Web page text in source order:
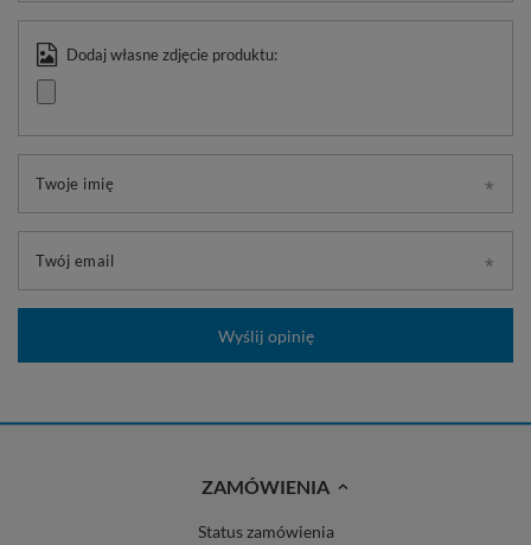
Dodaj własne zdjęcie produktu:
Twoje imię
Twój email
Wyślij opinię
ZAMÓWIENIA
Status zamówienia